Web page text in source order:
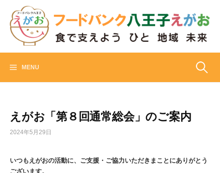
content
MENU 検
えがお「第８回通常総会」のご案内
2024年5月29日
いつもえがおの活動に、ご支援・ご協力いただきまことにありがとう
ございます。